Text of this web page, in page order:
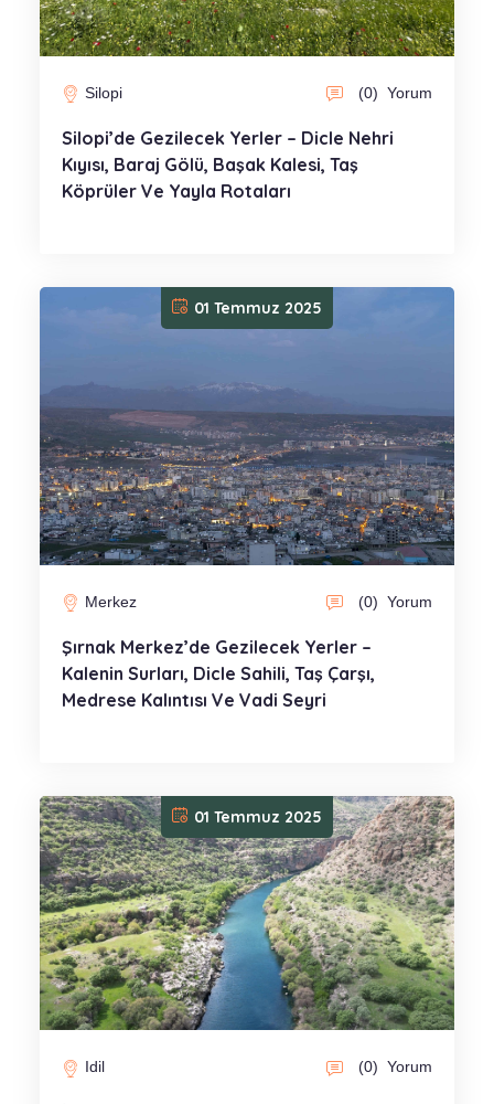
Silopi (0) Yorum
Silopi’de Gezilecek Yerler – Dicle Nehri
Kıyısı, Baraj Gölü, Başak Kalesi, Taş
Köprüler Ve Yayla Rotaları
01 Temmuz 2025
Merkez (0) Yorum
Şırnak Merkez’de Gezilecek Yerler –
Kalenin Surları, Dicle Sahili, Taş Çarşı,
Medrese Kalıntısı Ve Vadi Seyri
01 Temmuz 2025
Idil (0) Yorum